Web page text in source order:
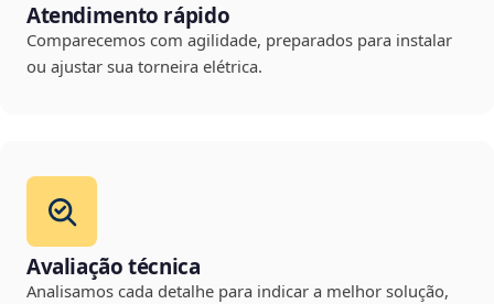
Atendimento rápido
Comparecemos com agilidade, preparados para instalar
ou ajustar sua torneira elétrica.
Avaliação técnica
Analisamos cada detalhe para indicar a melhor solução,